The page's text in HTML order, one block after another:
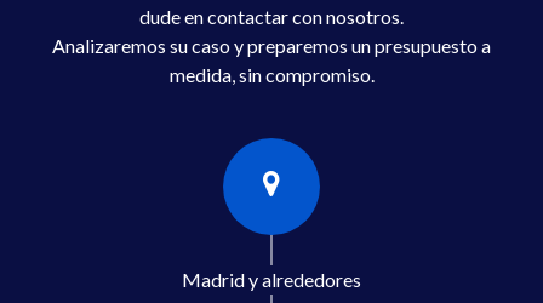
dude en contactar con nosotros.
Analizaremos su caso y preparemos un presupuesto a
medida, sin compromiso.
Madrid y alrededores